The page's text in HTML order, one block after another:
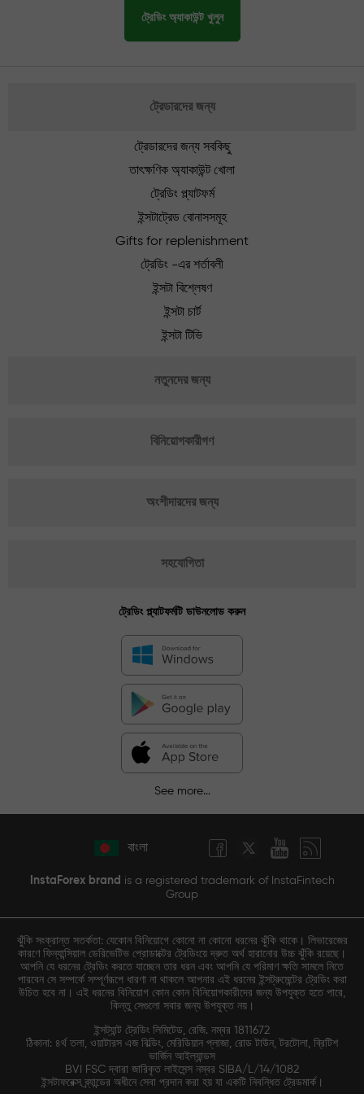
ট্রেডিং অ্যাকাউন্ট খুলুন
ট্রেডারদের জন্য
ট্রেডারদের জন্য সবকিছু
তাৎক্ষণিক অ্যাকাউন্ট খোলা
ট্রেডিং প্ল্যাটফর্ম
ইন্সটাট্রেড বোনাসসমূহ
Gifts for replenishment
ট্রেডিং -এর শর্তাবলী
ইন্সটা বিশ্লেষণ
ইন্সটা চার্ট
ইন্সটা টিভি
নতুনদের জন্য
বিনিয়োগকারীগণ
অংশীদারদের জন্য
সহযোগিতা
ট্রেডিং প্ল্যাটফর্মটি ডাউনলোড করুন
See more...
বাংলা
InstaForex brand is a registered trademark of InstaFintech
Group
ঝুঁকি সংক্রান্ত সতর্কতা: যেকোন বিনিয়োগে কোনো না কোনো ধরনের ঝুঁকি থাকে। লিভারেজের
কারণে ফিন্যান্সিয়াল ডেরিভেটিভ প্রোডাক্টের ট্রেডিংয়ে দ্রুত অর্থ হারানোর উচ্চ ঝুঁকি রয়েছে।
আপনি যে ধরনের ট্রেডিং করতে যাচ্ছেন তার ধরন এবং আপনি যে পরিমাণ ক্ষতি সামলে নিতে
পারবেন সে সম্পর্কে সম্পূর্ণরূপে ধারণা না থাকলে আপনার এই ধরনের ইন্সট্রুমেন্টের ট্রেডিং করা
উচিত হবে না। এই ধরনের বিনিয়োগ কোন কোন বিনিয়োগকারীদের জন্য উপযুক্ত হতে পারে,
কিন্তু সেগুলো সবার জন্য উপযুক্ত নয়।
ইন্সট্যান্ট ট্রেডিং লিমিটেড, রেজি. নম্বর 1811672
ঠিকানা: ৪র্থ তলা, ওয়াটারস এজ বিল্ডিং, মেরিডিয়ান প্লাজা, রোড টাউন, টরটোলা, ব্রিটিশ
ভার্জিন আইল্যান্ডস
BVI FSC দ্বারা জারিকৃত লাইসেন্স নম্বর SIBA/L/14/1082
ইন্সটাফরেক্স ব্র্যান্ডের অধীনে সেবা প্রদান করা হয় যা একটি নিবন্ধিত ট্রেডমার্ক।